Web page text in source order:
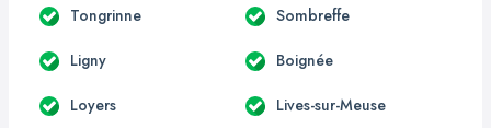
Tongrinne Sombreffe
Ligny Boignée
Loyers Lives-sur-Meuse